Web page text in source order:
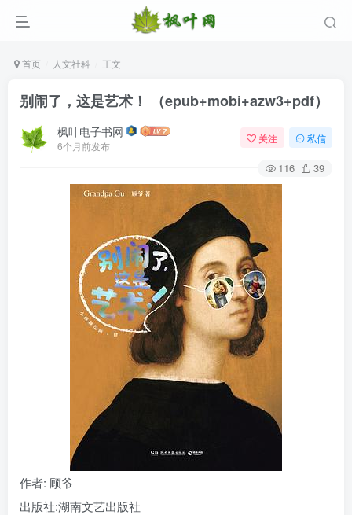
首页 人文社科 正文
别闹了，这是艺术！ （epub+mobi+azw3+pdf）
枫叶电子书网
6个月前发布
关注 私信
116 39
作者: 顾爷
出版社:湖南文艺出版社
登录
没有账号？立即注册
用户名/手机号/邮箱
登录密码
找回密码
社交账号登录